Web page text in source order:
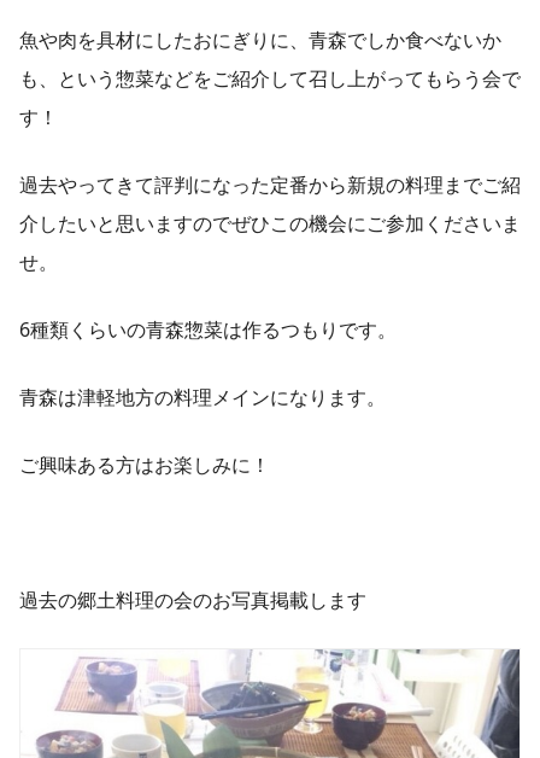
魚や肉を具材にしたおにぎりに、青森でしか食べないか
も、という惣菜などをご紹介して召し上がってもらう会で
す！
過去やってきて評判になった定番から新規の料理までご紹
介したいと思いますのでぜひこの機会にご参加くださいま
せ。
6種類くらいの青森惣菜は作るつもりです。
青森は津軽地方の料理メインになります。
ご興味ある方はお楽しみに！
過去の郷土料理の会のお写真掲載します